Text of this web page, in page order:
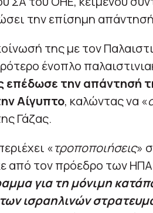
την επίσημη
της με τον
ένοπλο
επέδωσε την απάντησή
Αίγυπτο, καλώντας να «
Γάζας.
«τροποποιήσεις»
από τον πρόεδρο των
για τη μόνιμη
ισραηλινών